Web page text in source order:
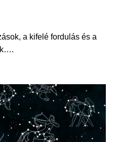
a kifelé fordulás és a